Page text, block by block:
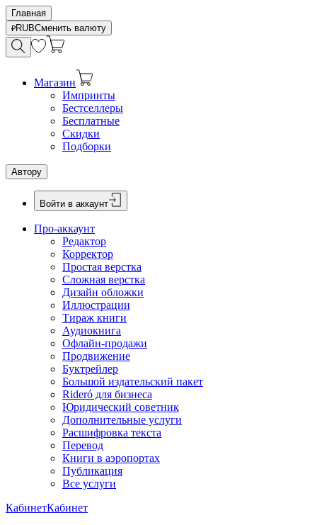
Главная
RUBСменить валюту
Магазин
Импринты
Бестселлеры
Бесплатные
Скидки
Подборки
Автору
Войти в аккаунт
Про-аккаунт
Редактор
Корректор
Простая верстка
Сложная верстка
Дизайн обложки
Иллюстрации
Тираж книги
Аудиокнига
Офлайн-продажи
Продвижение
Буктрейлер
Большой издательский пакет
Rideró для бизнеса
Юридический советник
Дополнительные услуги
Расшифровка текста
Перевод
Книги в аэропортах
Публикация
Все услуги
КабинетКабинет